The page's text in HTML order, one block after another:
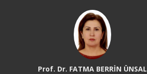
Prof. Dr. FATMA BERRİN ÜNSAL